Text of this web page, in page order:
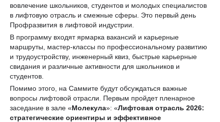
вовлечение школьников, студентов и молодых специалистов
в лифтовую отрасль и смежные сферы. Это первый день
Профразвития в лифтовой индустрии.
В программу входят ярмарка вакансий и карьерные
маршруты, мастер-классы по профессиональному развитию
и трудоустройству, инженерный квиз, быстрые карьерные
свидания и различные активности для школьников и
студентов.
Помимо этого, на Саммите будут обсуждаться важные
вопросы лифтовой отрасли. Первым пройдет пленарное
заседание в зале «Молекула»: «Лифтовая отрасль 2026:
стратегические ориентиры и эффективное